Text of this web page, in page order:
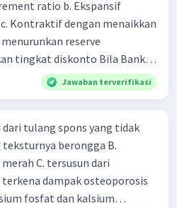
ratio b. Ekspansif
Kontraktif dengan menaikkan
reserve
diskonto Bila Bank
ceteris paribus maka .... a.
uang beredar (penawaran
dari kiri bawah ke kanan atas
jumlah uang beredar
d. Tingkat bunga turun di
uang) naik dari kiri bawah
kurva jumlah uang
Jawaban terverifikasi
tulang spons yang tidak
berongga B.
C. tersusun dari
dampak osteoporosis
fosfat dan kalsium